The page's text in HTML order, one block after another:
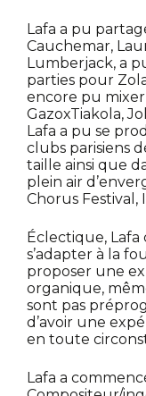
Lafa a pu
Cauchemar,
Lumberjack, a
parties pour
encore pu
GazoxTiakola,
Lafa a pu se
clubs parisiens
taille ainsi que
plein air
Chorus Festival,
Éclectique,
s’adapter à la
proposer une
organique,
sont pas
d’avoir une
en toute
Lafa a